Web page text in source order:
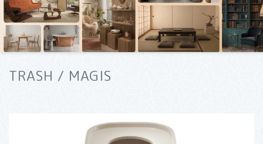
TRASH / MAGIS